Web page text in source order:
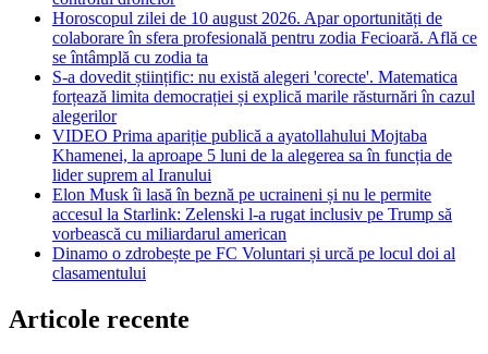
Horoscopul zilei de 10 august 2026. Apar oportunități de
colaborare în sfera profesională pentru zodia Fecioară. Află ce
se întâmplă cu zodia ta
S-a dovedit științific: nu există alegeri 'corecte'. Matematica
forțează limita democrației și explică marile răsturnări în cazul
alegerilor
VIDEO Prima apariție publică a ayatollahului Mojtaba
Khamenei, la aproape 5 luni de la alegerea sa în funcția de
lider suprem al Iranului
Elon Musk îi lasă în beznă pe ucraineni și nu le permite
accesul la Starlink: Zelenski l-a rugat inclusiv pe Trump să
vorbească cu miliardarul american
Dinamo o zdrobește pe FC Voluntari și urcă pe locul doi al
clasamentului
Articole recente